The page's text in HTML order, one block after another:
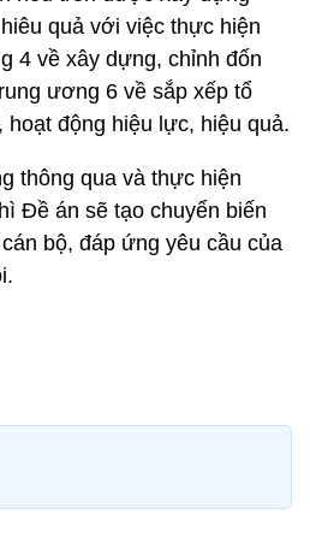
quả với việc thực hiện
4 về xây dựng, chỉnh đốn
ương 6 về sắp xếp tổ
động hiệu lực, hiệu quả.
thông qua và thực hiện
Đề án sẽ tạo chuyển biến
bộ, đáp ứng yêu cầu của